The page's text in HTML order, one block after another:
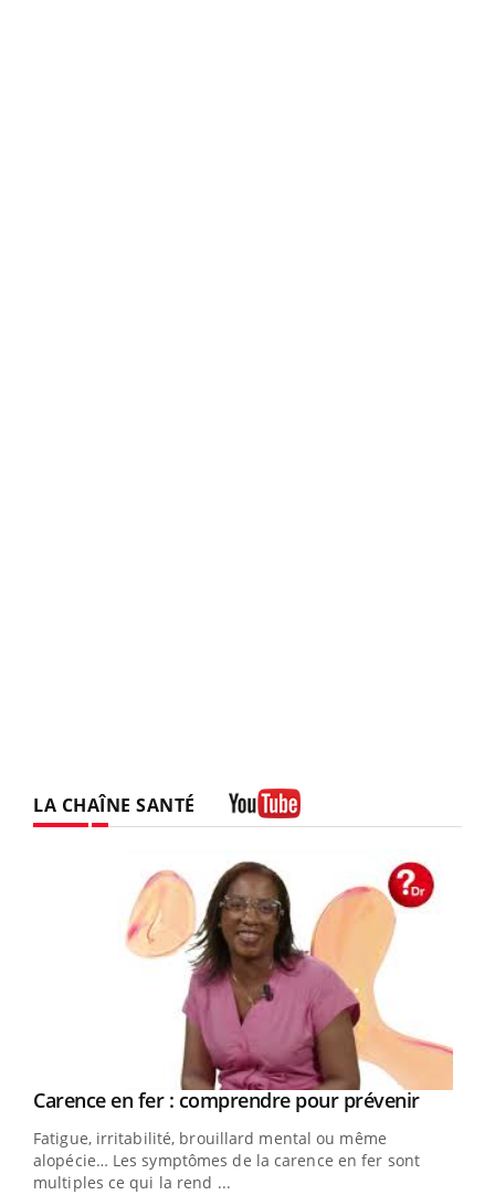
LA CHAÎNE SANTÉ
Youtube
Carence en fer : comprendre pour prévenirYoutube
Fatigue, irritabilité, brouillard mental ou même
alopécie… Les symptômes de la carence en fer sont
multiples ce qui la rend ...